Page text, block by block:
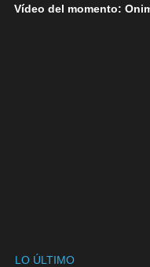
Vídeo del momento:
LO ÚLTIMO